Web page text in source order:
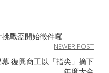
戰盃開始徵件囉!
NEWER POST
復興商工以「指尖」摘下